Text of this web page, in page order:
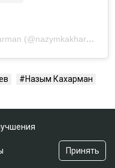
Публикация от Nazym Kakharman (@nazymkakharman)
Назым Кахарман
Принять